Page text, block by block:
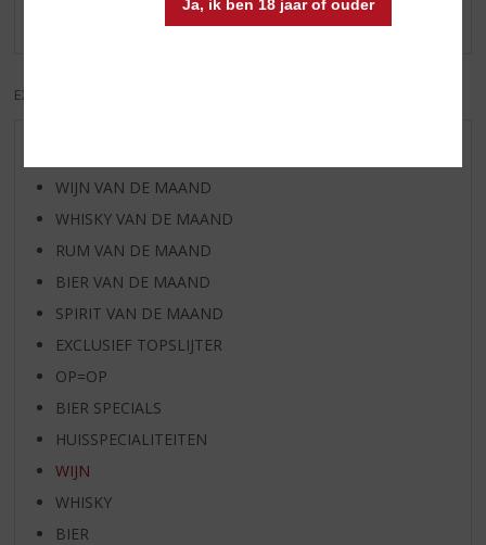
Ja, ik ben 18 jaar of ouder
Er zijn nog geen reviews geplaatst voor dit product
EXCL. BTW
WIJN VAN DE MAAND
WHISKY VAN DE MAAND
RUM VAN DE MAAND
BIER VAN DE MAAND
SPIRIT VAN DE MAAND
EXCLUSIEF TOPSLIJTER
OP=OP
BIER SPECIALS
HUISSPECIALITEITEN
WIJN
WHISKY
BIER